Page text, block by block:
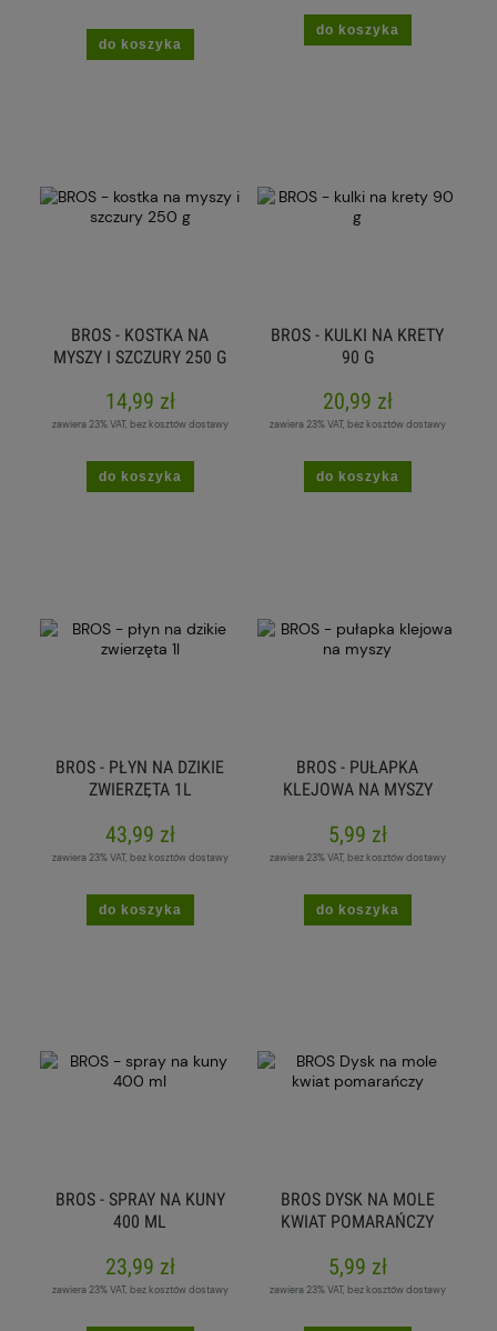
do koszyka
do koszyka
BROS - KOSTKA NA
MYSZY I SZCZURY 250 G
14,99 zł
zawiera 23% VAT, bez kosztów dostawy
do koszyka
BROS - KULKI NA KRETY
90 G
20,99 zł
zawiera 23% VAT, bez kosztów dostawy
do koszyka
BROS - PŁYN NA DZIKIE
ZWIERZĘTA 1L
43,99 zł
zawiera 23% VAT, bez kosztów dostawy
do koszyka
BROS - PUŁAPKA
KLEJOWA NA MYSZY
5,99 zł
zawiera 23% VAT, bez kosztów dostawy
do koszyka
BROS - SPRAY NA KUNY
400 ML
23,99 zł
zawiera 23% VAT, bez kosztów dostawy
BROS DYSK NA MOLE
KWIAT POMARAŃCZY
5,99 zł
zawiera 23% VAT, bez kosztów dostawy